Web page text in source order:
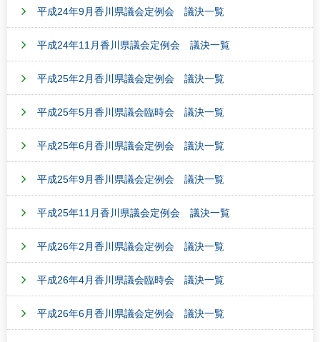
平成24年9月香川県議会定例会 議決一覧
平成24年11月香川県議会定例会 議決一覧
平成25年2月香川県議会定例会 議決一覧
平成25年5月香川県議会臨時会 議決一覧
平成25年6月香川県議会定例会 議決一覧
平成25年9月香川県議会定例会 議決一覧
平成25年11月香川県議会定例会 議決一覧
平成26年2月香川県議会定例会 議決一覧
平成26年4月香川県議会臨時会 議決一覧
平成26年6月香川県議会定例会 議決一覧